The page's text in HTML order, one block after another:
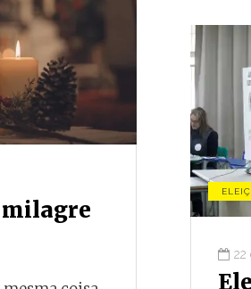
de um mês
22